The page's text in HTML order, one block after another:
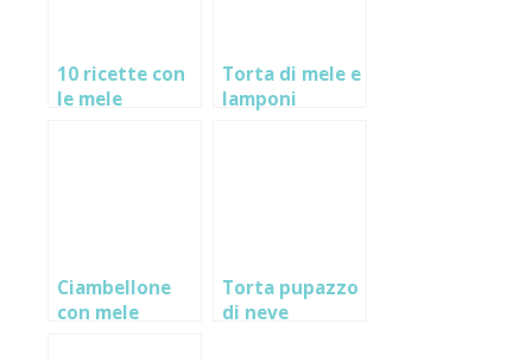
10 ricette con
le mele
Torta di mele e
lamponi
Ciambellone
con mele
Torta pupazzo
di neve